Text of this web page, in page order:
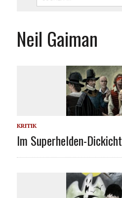
Neil Gaiman
KRITIK
Im Superhelden-Dickicht